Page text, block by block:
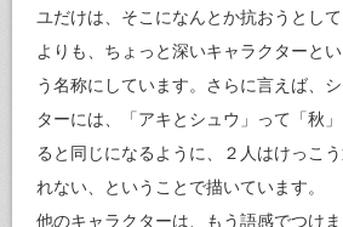
ユだけは、そこになんとか抗おうとし
よりも、ちょっと深いキャラクターと
う名称にしています。さらに言えば、
ターには、「アキとシュウ」って「秋
ると同じになるように、２人はけっこ
れない、ということで描いています。
他のキャラクターは、もう語感でつけま